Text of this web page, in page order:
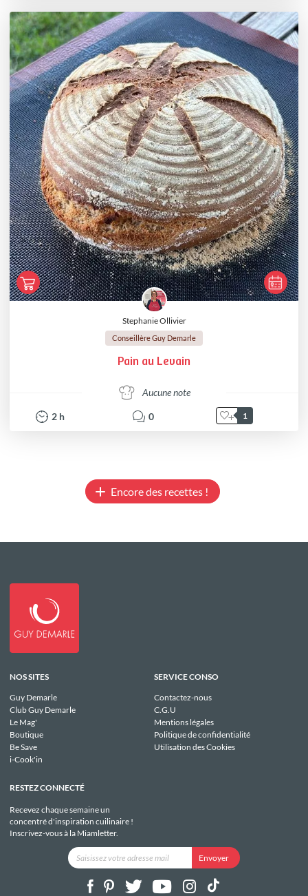
Stephanie Ollivier
Conseillère Guy Demarle
Pain au Levain
Aucune note
2 h 0 1
Encore des recettes !
NOS SITES
Guy Demarle
Club Guy Demarle
Le Mag'
Boutique
Be Save
i-Cook'in
SERVICE CONSO
Contactez-nous
C.G.U
Mentions légales
Politique de confidentialité
Utilisation des Cookies
RESTEZ CONNECTÉ
Recevez chaque semaine un
concentré d'inspiration cuilinaire !
Inscrivez-vous à la Miamletter.